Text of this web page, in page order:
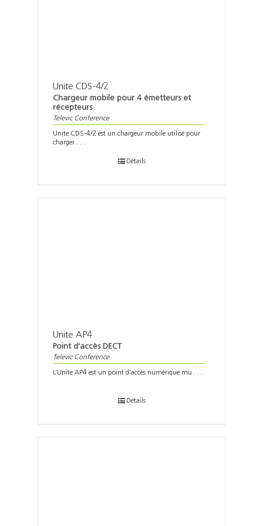
Unite CDS-4/2
Chargeur mobile pour 4 émetteurs et
récepteurs
Televic Conference
Unite CDS-4/2 est un chargeur mobile utilisé pour
charger . . .
Détails
Unite AP4
Point d'accès DECT
Televic Conference
L’Unite AP4 est un point d’accès numérique mu . . .
Détails